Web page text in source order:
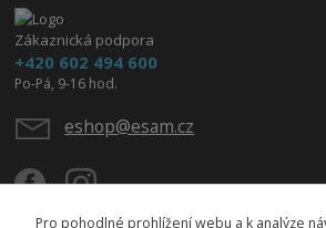
Zákaznická podpora
+420 602 494 600
Po-Pá, 9-16 hod.
eshop@esam.cz
Pro pohodlné prohlížení webu a k analýze